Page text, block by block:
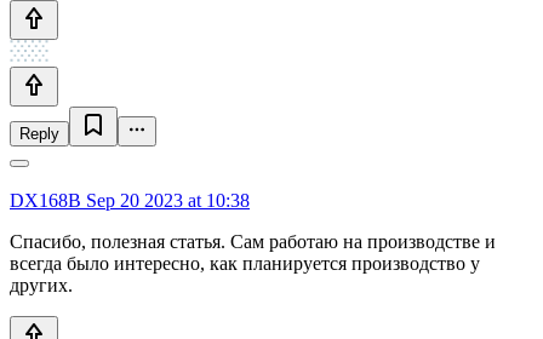
Reply
DX168B Sep 20 2023 at 10:38
Спасибо, полезная статья. Сам работаю на производстве и
всегда было интересно, как планируется производство у
других.